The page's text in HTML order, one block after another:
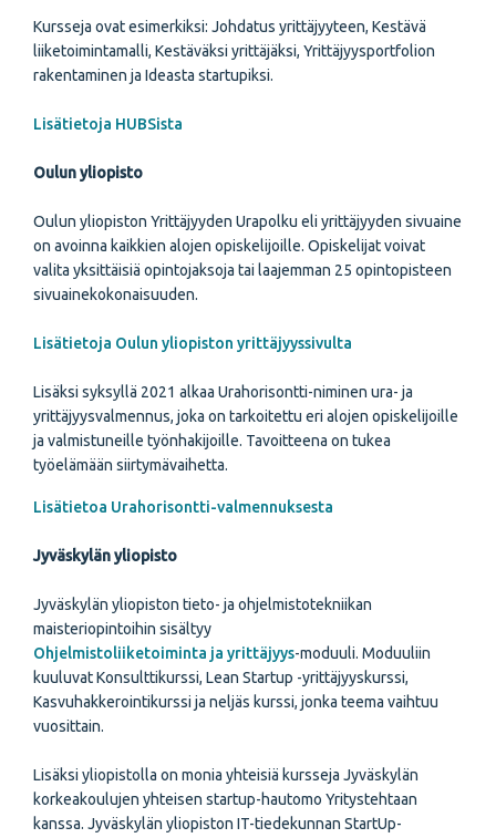
Kursseja ovat esimerkiksi: Johdatus yrittäjyyteen, Kestävä
liiketoimintamalli, Kestäväksi yrittäjäksi, Yrittäjyysportfolion
rakentaminen ja Ideasta startupiksi.
Lisätietoja HUBSista
Oulun yliopisto
Oulun yliopiston Yrittäjyyden Urapolku eli yrittäjyyden sivuaine
on avoinna kaikkien alojen opiskelijoille. Opiskelijat voivat
valita yksittäisiä opintojaksoja tai laajemman 25 opintopisteen
sivuainekokonaisuuden.
Lisätietoja Oulun yliopiston yrittäjyyssivulta
Lisäksi syksyllä 2021 alkaa Urahorisontti-niminen ura- ja
yrittäjyysvalmennus, joka on tarkoitettu eri alojen opiskelijoille
ja valmistuneille työnhakijoille. Tavoitteena on tukea
työelämään siirtymävaihetta.
Lisätietoa Urahorisontti-valmennuksesta
Jyväskylän yliopisto
Jyväskylän yliopiston tieto- ja ohjelmistotekniikan
maisteriopintoihin sisältyy
Ohjelmistoliiketoiminta ja yrittäjyys-moduuli. Moduuliin
kuuluvat Konsulttikurssi, Lean Startup -yrittäjyyskurssi,
Kasvuhakkerointikurssi ja neljäs kurssi, jonka teema vaihtuu
vuosittain.
Lisäksi yliopistolla on monia yhteisiä kursseja Jyväskylän
korkeakoulujen yhteisen startup-hautomo Yritystehtaan
kanssa. Jyväskylän yliopiston IT-tiedekunnan StartUp-